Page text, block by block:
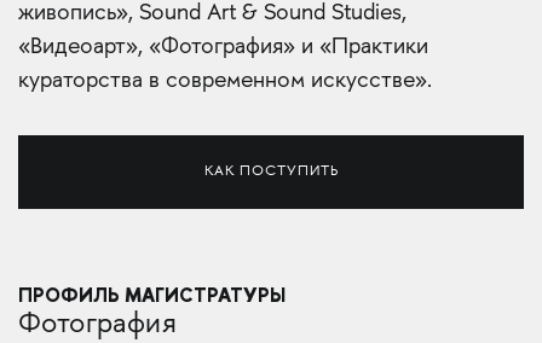
живопись», Sound Art & Sound Studies,
«Видеоарт», «Фотография» и «Практики
кураторства в современном искусстве».
КАК ПОСТУПИТЬ
ПРОФИЛЬ МАГИСТРАТУРЫ
Фотография